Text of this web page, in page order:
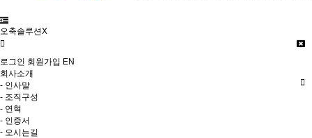
오축솔루션X
로그인 회원가입 EN
회사소개
- 인사말
- 조직구성
- 연혁
- 인증서
- 오시는길